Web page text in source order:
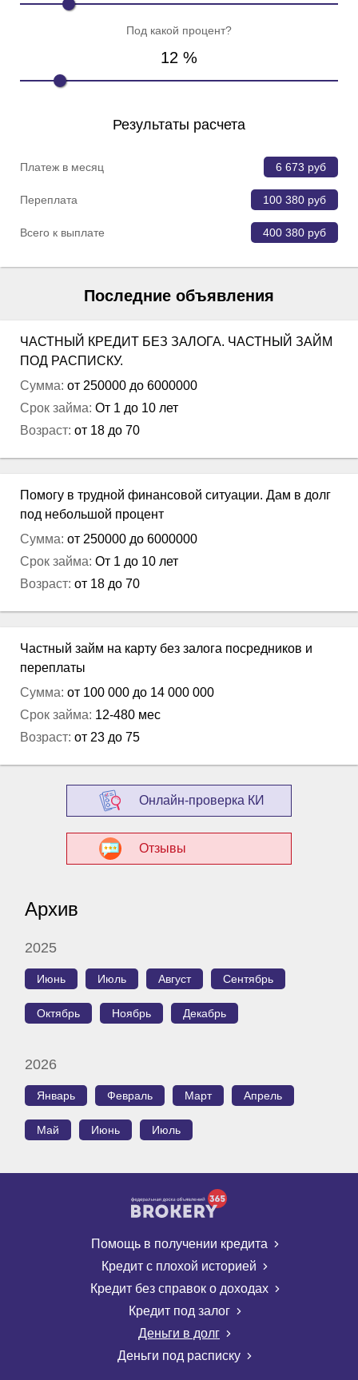
Под какой процент?
12 %
Результаты расчета
Платеж в месяц 6 673 руб
Переплата 100 380 руб
Всего к выплате 400 380 руб
Последние объявления
ЧАСТНЫЙ КРЕДИТ БЕЗ ЗАЛОГА. ЧАСТНЫЙ ЗАЙМ
ПОД РАСПИСКУ.
Сумма: от 250000 до 6000000
Срок займа: От 1 до 10 лет
Возраст: от 18 до 70
Помогу в трудной финансовой ситуации. Дам в долг
под небольшой процент
Сумма: от 250000 до 6000000
Срок займа: От 1 до 10 лет
Возраст: от 18 до 70
Частный займ на карту без залога посредников и
переплаты
Сумма: от 100 000 до 14 000 000
Срок займа: 12-480 мес
Возраст: от 23 до 75
Онлайн-проверка КИ
Отзывы
Архив
2025
Июнь Июль Август Сентябрь
Октябрь Ноябрь Декабрь
2026
Январь Февраль Март Апрель
Май Июнь Июль
Помощь в получении кредита
Кредит с плохой историей
Кредит без справок о доходах
Кредит под залог
Деньги в долг
Деньги под расписку